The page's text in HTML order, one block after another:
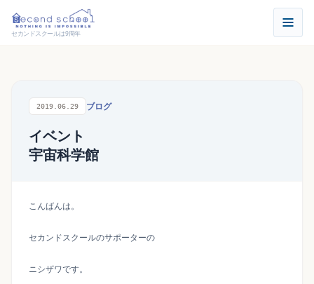
セカンドスクールは9周年
2019.06.29 ブログ
イベント
宇宙科学館
こんばんは。
セカンドスクールのサポーターの
ニシザワです。